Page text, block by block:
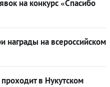
на конкурс «Спасибо
награды на всероссийском
в Нукутском